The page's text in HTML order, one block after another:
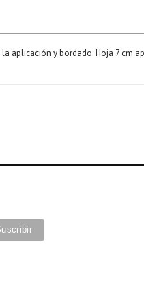
aplicación y bordado. Hoja 7 cm